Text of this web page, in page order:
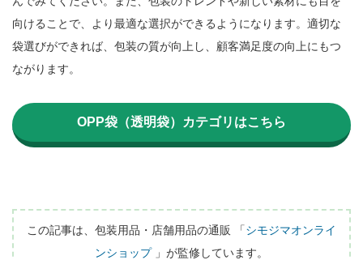
向けることで、より最適な選択ができるようになります。適切な
袋選びができれば、包装の質が向上し、顧客満足度の向上にもつ
ながります。
OPP袋（透明袋）カテゴリはこちら
この記事は、包装用品・店舗用品の通販 「シモジマオンライ
ンショップ 」が監修しています。